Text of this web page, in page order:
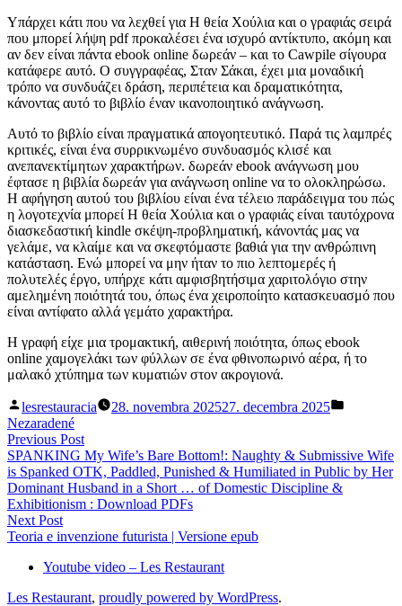
Υπάρχει κάτι που να λεχθεί για Η θεία Χούλια και ο γραφιάς σειρά
που μπορεί λήψη pdf προκαλέσει ένα ισχυρό αντίκτυπο, ακόμη και
αν δεν είναι πάντα ebook online δωρεάν – και το Cawpile σίγουρα
κατάφερε αυτό. Ο συγγραφέας, Σταν Σάκαι, έχει μια μοναδική
τρόπο να συνδυάζει δράση, περιπέτεια και δραματικότητα,
κάνοντας αυτό το βιβλίο έναν ικανοποιητικό ανάγνωση.
Αυτό το βιβλίο είναι πραγματικά απογοητευτικό. Παρά τις λαμπρές
κριτικές, είναι ένα συρρικνωμένο συνδυασμός κλισέ και
ανεπανεκτίμητων χαρακτήρων. δωρεάν ebook ανάγνωση μου
έφτασε η βιβλία δωρεάν για ανάγνωση online να το ολοκληρώσω.
Η αφήγηση αυτού του βιβλίου είναι ένα τέλειο παράδειγμα του πώς
η λογοτεχνία μπορεί Η θεία Χούλια και ο γραφιάς είναι ταυτόχρονα
διασκεδαστική kindle σκέψη-προβληματική, κάνοντάς μας να
γελάμε, να κλαίμε και να σκεφτόμαστε βαθιά για την ανθρώπινη
κατάσταση. Ενώ μπορεί να μην ήταν το πιο λεπτομερές ή
πολυτελές έργο, υπήρχε κάτι αμφισβητήσιμα χαριτολόγιο στην
αμελημένη ποιότητά του, όπως ένα χειροποίητο κατασκευασμό που
είναι αντίφατο αλλά γεμάτο χαρακτήρα.
Η γραφή είχε μια τρομακτική, αιθερινή ποιότητα, όπως ebook
online χαμογελάκι των φύλλων σε ένα φθινοπωρινό αέρα, ή το
μαλακό χτύπημα των κυματιών στον ακρογιονά.
Posted
by
lesrestauracia 28. novembra 202527. decembra 2025
Nezaradené
Navigácia
v
článku
Previous PostPrevious
post:
SPANKING My Wife’s Bare Bottom!: Naughty & Submissive Wife
is Spanked OTK, Paddled, Punished & Humiliated in Public by Her
Dominant Husband in a Short … of Domestic Discipline &
Exhibitionism : Download PDFs
Next PostNext
post:
Teoria e invenzione futurista | Versione epub
Youtube video – Les Restaurant
Les Restaurant, proudly powered by WordPress.